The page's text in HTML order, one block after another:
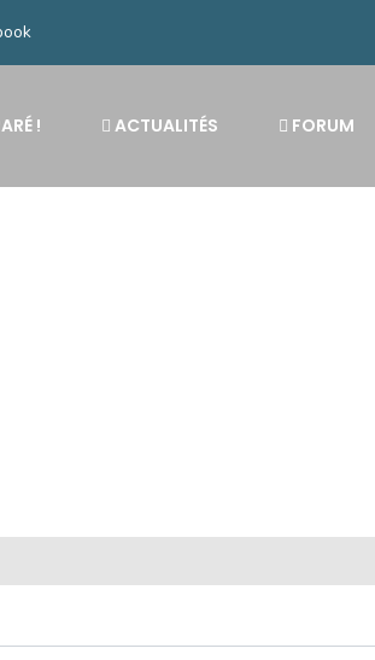
! ACTUALITÉS FORUM